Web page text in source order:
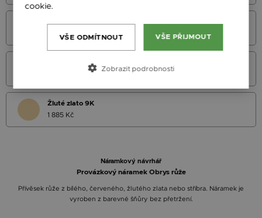
2 011 Kč
Žluté zlato 14K
Žluté zlato 9K
1 885 Kč
Náramkový návrhář
Provázkový náramek Obrys růže
Přívěsek růže z bílého, červeného, žlutého zlata nebo stříbra. Náramek je
vyroben z barevné šňůry bez přetržení.
cookie.
VŠE PŘIJMOUT
VŠE ODMÍTNOUT
Zobrazit podrobnosti